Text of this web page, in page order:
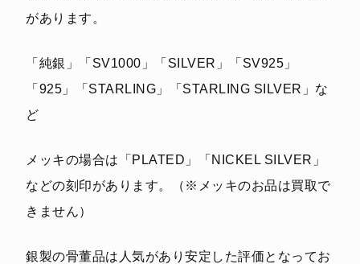
があります。
「純銀」「SV1000」「SILVER」「SV925」
「925」「STARLING」「STARLING SILVER」な
ど
メッキの場合は「PLATED」「NICKEL SILVER」
などの刻印があります。（※メッキのお品は買取で
きません）
銀製の骨董品は人気があり安定した評価となってお